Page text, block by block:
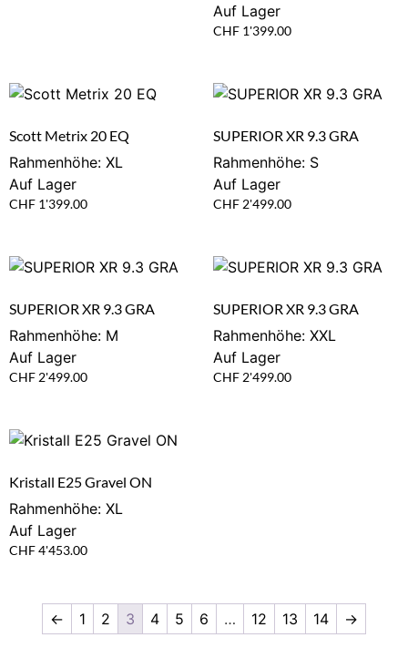
Auf Lager
CHF 1'399.00
Scott Metrix 20 EQ
Rahmenhöhe: XL
Auf Lager
CHF 1'399.00
SUPERIOR XR 9.3 GRA
Rahmenhöhe: S
Auf Lager
CHF 2'499.00
SUPERIOR XR 9.3 GRA
Rahmenhöhe: M
Auf Lager
CHF 2'499.00
SUPERIOR XR 9.3 GRA
Rahmenhöhe: XXL
Auf Lager
CHF 2'499.00
Kristall E25 Gravel ON
Rahmenhöhe: XL
Auf Lager
CHF4'453.00
← 1 2 3 4 5 6 … 12 13 14 →